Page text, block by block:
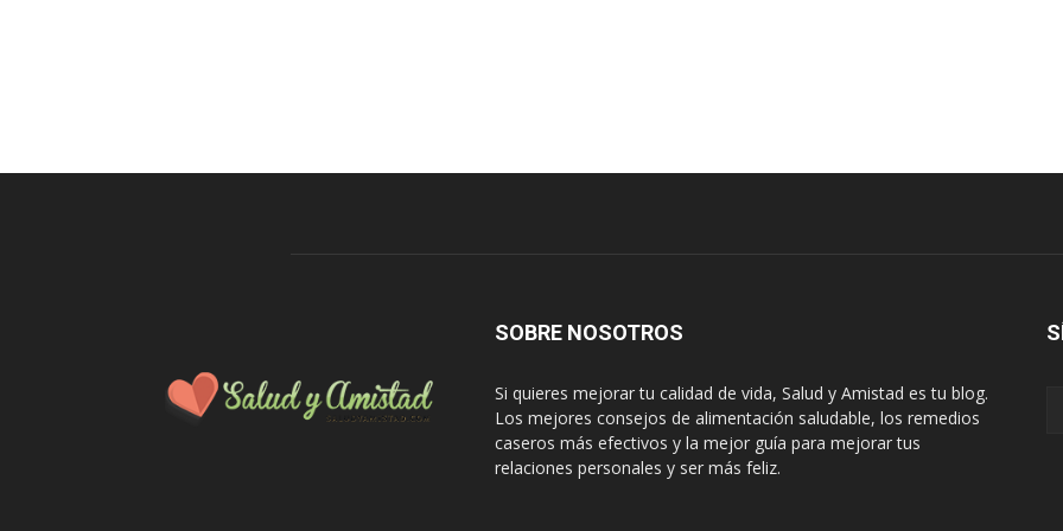
SOBRE NOSOTROS
Si quieres mejorar tu calidad de vida, Salud y Amistad es tu blog.
Los mejores consejos de alimentación saludable, los remedios
caseros más efectivos y la mejor guía para mejorar tus
relaciones personales y ser más feliz.